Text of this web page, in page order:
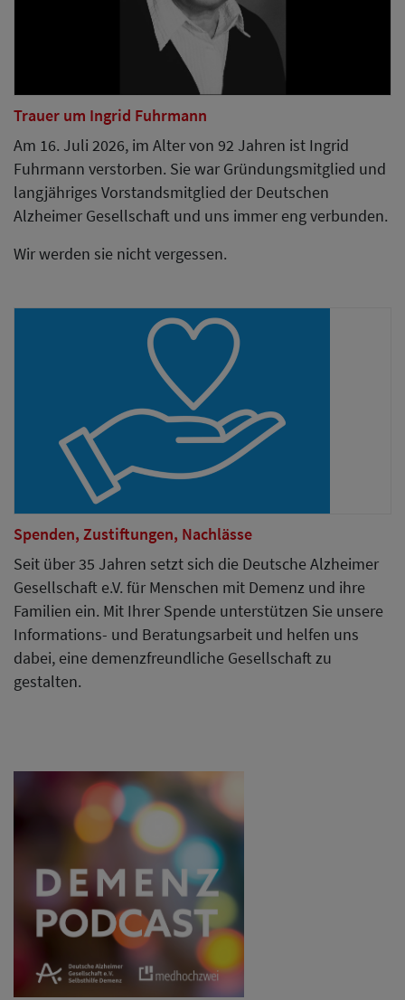
Trauer um Ingrid Fuhrmann
Am 16. Juli 2026, im Alter von 92 Jahren ist Ingrid
Fuhrmann verstorben. Sie war Gründungsmitglied und
langjähriges Vorstandsmitglied der Deutschen
Alzheimer Gesellschaft und uns immer eng verbunden.
Wir werden sie nicht vergessen.
Spenden, Zustiftungen, Nachlässe
Seit über 35 Jahren setzt sich die Deutsche Alzheimer
Gesellschaft e.V. für Menschen mit Demenz und ihre
Familien ein. Mit Ihrer Spende unterstützen Sie unsere
Informations- und Beratungsarbeit und helfen uns
dabei, eine demenzfreundliche Gesellschaft zu
gestalten.